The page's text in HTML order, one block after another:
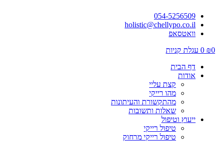
054-5256509
holistic@chellypo.co.il
וואטסאפ
₪0
0 עגלת קניות
דף הבית
אודות
קצת עליי
מהו רייקי
מהתקשורת והעיתונות
שאלות ותשובות
ייעוץ וטיפול
טיפול רייקי
טיפול רייקי מרחוק